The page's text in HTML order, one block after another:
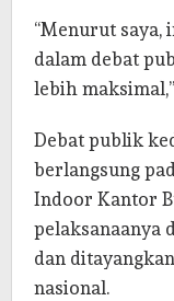
“Menurut saya,
dalam debat
lebih
Debat publik
berlangsung
Indoor Kantor
pelaksanaanya
dan
nasional.